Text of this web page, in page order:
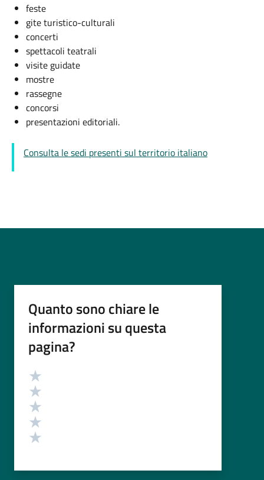
feste
gite turistico-culturali
concerti
spettacoli teatrali
visite guidate
mostre
rassegne
concorsi
presentazioni editoriali.
Consulta le sedi presenti sul territorio italiano
Quanto sono chiare le
informazioni su questa
pagina?
Valutazione